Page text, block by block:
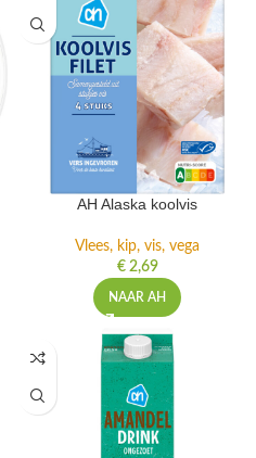
AH Alaska koolvis
Vlees, kip, vis, vega
€2,69
NAAR AH